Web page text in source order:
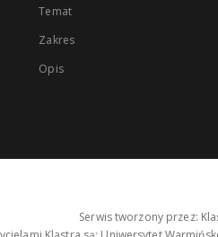
Temat
Zakres
Opis
Serwis tworzony przez: